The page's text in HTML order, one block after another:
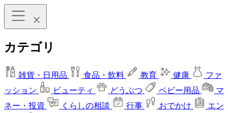
カテゴリ
雑貨・日用品 食品・飲料 教育 健康
ファ
ッション
ビューティ どうぶつ ベビー用品
マ
ネー・投資
くらしの相談 行事 おでかけ
エン